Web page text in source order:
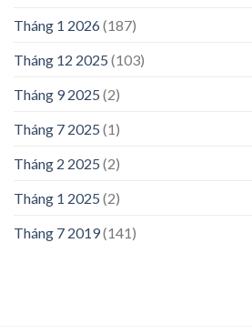
Tháng 1 2026(187)
Tháng 12 2025 (103)
Tháng 9 2025 (2)
Tháng 7 2025 (1)
Tháng 2 2025 (2)
Tháng 1 2025 (2)
Tháng 7 2019(141)